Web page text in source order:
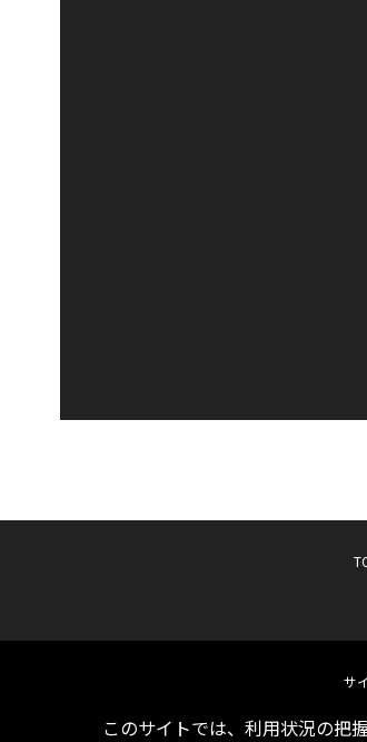
サ
このサイトでは、利用状況の把